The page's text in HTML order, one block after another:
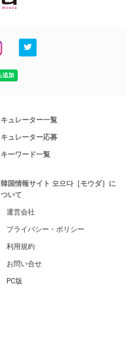
キュレーター一覧
キュレーター応募
キーワード一覧
韓国情報サイト 모으다［モウダ］に
ついて
運営会社
プライバシー・ポリシー
利用規約
お問い合せ
PC版